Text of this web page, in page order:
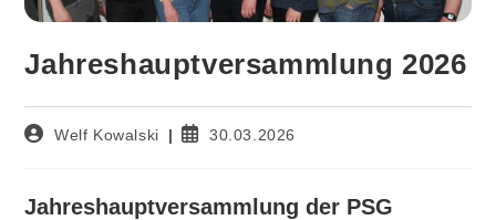
Jahreshauptversammlung 2026
Beitrags-Welf Kowalski
Beitrag30.03.2026
Jahreshauptversammlung der PSG